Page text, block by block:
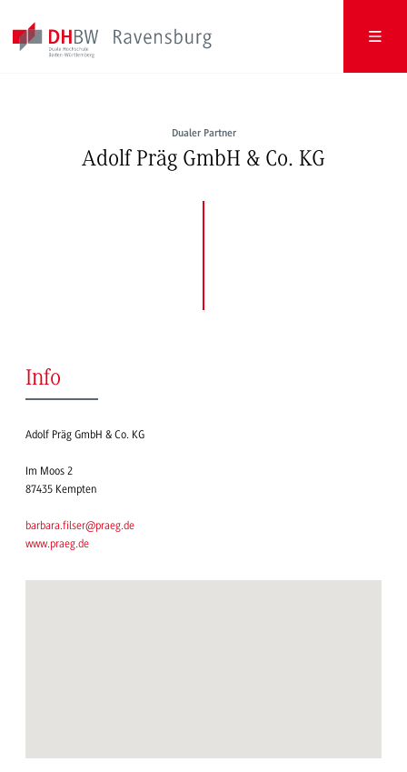
Dualer Partner
Adolf Präg GmbH & Co. KG
Info
Adolf Präg GmbH & Co. KG
Im Moos 2
87435 Kempten
barbara.filser@praeg.de
www.praeg.de